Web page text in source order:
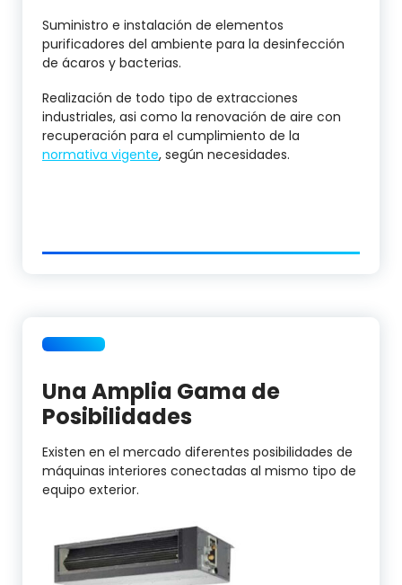
Suministro e instalación de elementos
purificadores del ambiente para la desinfección
de ácaros y bacterias.
Realización de todo tipo de extracciones
industriales, asi como la renovación de aire con
recuperación para el cumplimiento de la
normativa vigente, según necesidades.
Una Amplia Gama de
Posibilidades
Existen en el mercado diferentes posibilidades de
máquinas interiores conectadas al mismo tipo de
equipo exterior.